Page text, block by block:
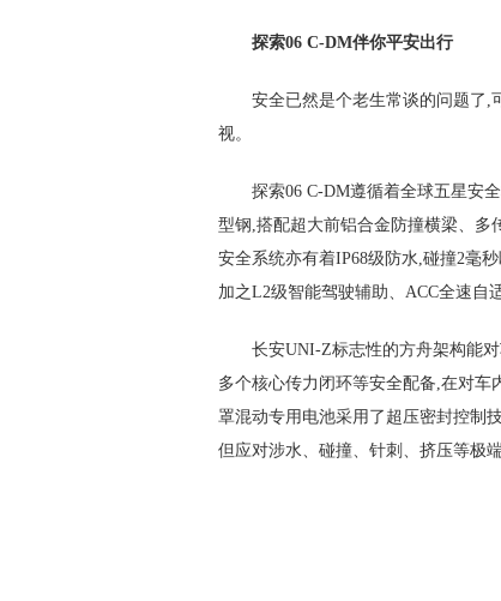
探索06 C-DM伴你平安出行
安全已然是个老生常谈的问题了,
视。
探索06 C-DM遵循着全球五星安
型钢,搭配超大前铝合金防撞横梁、多
安全系统亦有着IP68级防水,碰撞2毫
加之L2级智能驾驶辅助、ACC全速自
长安UNI-Z标志性的方舟架构能
多个核心传力闭环等安全配备,在对
罩混动专用电池采用了超压密封控制
但应对涉水、碰撞、针刺、挤压等极